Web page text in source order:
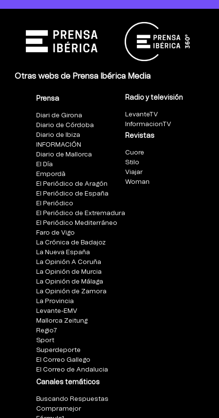
Otras webs de Prensa Ibérica Media
Prensa
Diari de Girona
Diario de Córdoba
Diario de Ibiza
INFORMACIÓN
Diario de Mallorca
El Día
Empordà
El Periódico de Aragón
El Periódico de España
El Periódico
El Periódico de Extremadura
El Periódico Mediterráneo
Faro de Vigo
La Crónica de Badajoz
La Nueva España
La Opinión A Coruña
La Opinión de Murcia
La Opinión de Málaga
La Opinión de Zamora
La Provincia
Levante-EMV
Mallorca Zeitung
Regio7
Sport
Superdeporte
El Correo Gallego
El Correo de Andalucia
Canales temáticos
Buscando Respuestas
Compramejor
Radio y televisión
LevanteTV
InformacionTV
Revistas
Cuore
Stilo
Viajar
Woman